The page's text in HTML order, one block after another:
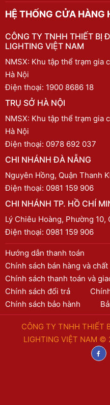
HỆ THỐNG CỬA HÀNG
CÔNG TY TNHH THIẾT BỊ
LIGHTING VIỆT NAM
NMSX: Khu tập thể trạm gia
Hà Nội
Điện thoại: 1900 8686 18
TRỤ SỞ HÀ NỘI
NMSX: Khu tập thể trạm gia
Hà Nội
Điện thoại: 0978 692 037
CHI NHÁNH ĐÀ NẴNG
Nguyên Hồng, Quận Thanh
Điện thoại: 0981 159 906
CHI NHÁNH TP. HỒ CHÍ
Lý Chiêu Hoàng, Phường 10,
Điện thoại: 0981 159 906
Hướng dẫn thanh toán
Chính sách bán hàng và
Chính sách thanh toán và
Chính sách đổi trả
Chính sách bảo hành
CÔNG TY TNHH THIẾT
LIGHTING VIỆT NAM